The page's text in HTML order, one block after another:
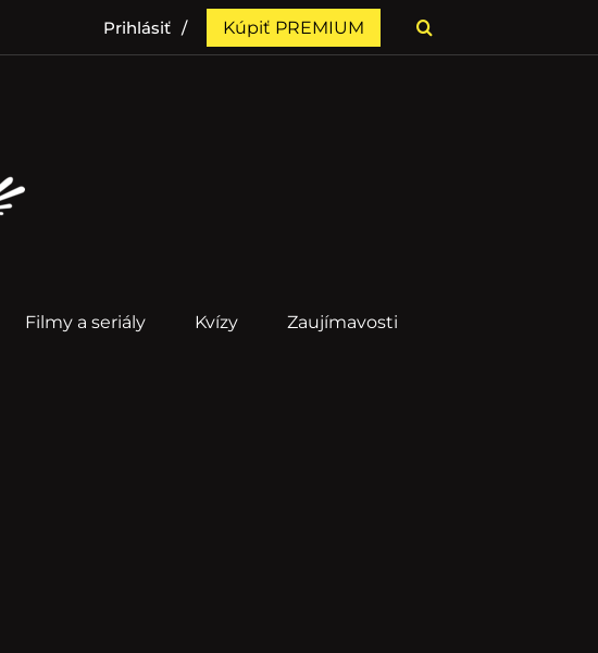
Prihlásiť Kúpiť PREMIUM
Filmy a seriály Kvízy Zaujímavosti